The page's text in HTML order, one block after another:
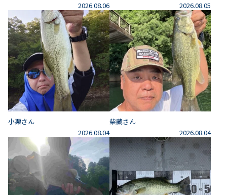
2026.08.06
2026.08.05
小栗さん
2026.08.04
柴藏さん
2026.08.04